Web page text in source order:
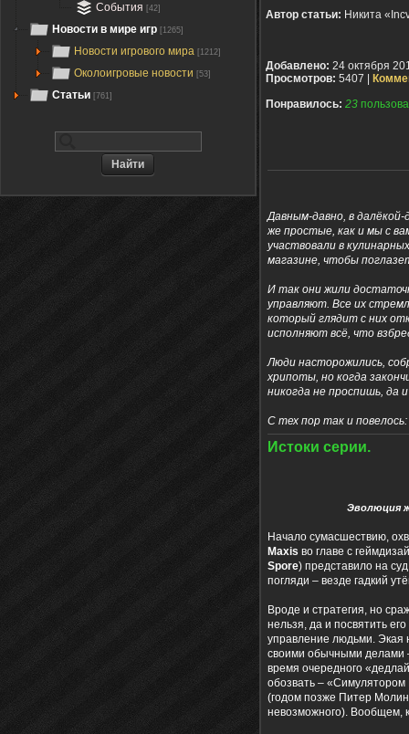
События [42]
Новости в мире игр [1265]
Новости игрового мира [1212]
Околоигровые новости [53]
Статьи [761]
Автор статьи: Никита
Добавлено: 24 октября
Просмотров: 5407 |
Понравилось: 23
Давным-давно, в
же простые, как и мы с
участвовали в
магазине, чтобы
И так они жили
управляют. Все их
который глядит с них
исполняют всё, что
Люди насторожились,
хрипоты, но когда
никогда не проспишь, да
С тех пор так и
Истоки серии.
Эволюция
Начало сумасшествию,
Maxis во главе с
Spore) представило на
погляди – везде гадкий
Вроде и стратегия, но
нельзя, да и посвятить
управление людьми. Экая
своими обычными делами
время очередного
обозвать – «Симулятором
(годом позже Питер
невозможного). Вообщем,